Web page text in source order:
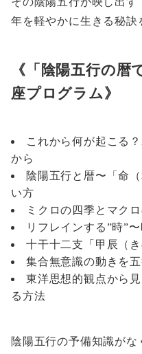
年を軽やかに生きる秘訣
《「陰陽五行の暦
座プログラム》
これから何が起こる
から
陰陽五行と暦〜「命
い方
ミクロの四季とマク
リフレインする”時”
十干十二支「甲辰（
集合無意識の動きを
東洋思想的観点から
る方法
陰陽五行の予備知識がな